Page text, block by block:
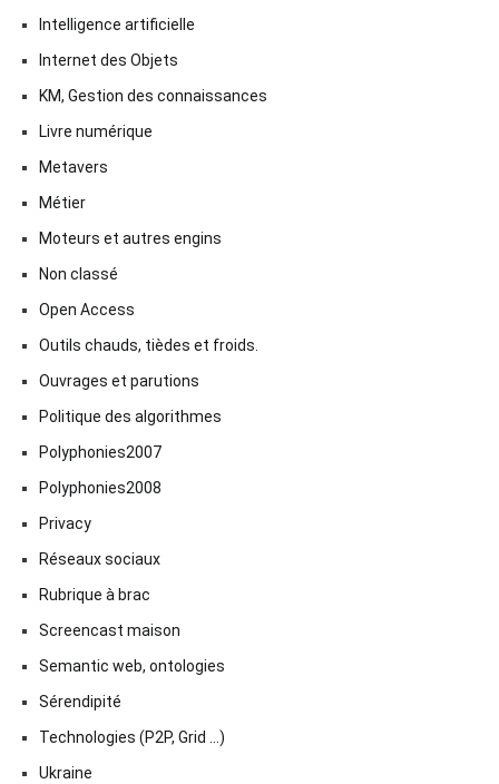
Intelligence artificielle
Internet des Objets
KM, Gestion des connaissances
Livre numérique
Metavers
Métier
Moteurs et autres engins
Non classé
Open Access
Outils chauds, tièdes et froids.
Ouvrages et parutions
Politique des algorithmes
Polyphonies2007
Polyphonies2008
Privacy
Réseaux sociaux
Rubrique à brac
Screencast maison
Semantic web, ontologies
Sérendipité
Technologies (P2P, Grid …)
Ukraine